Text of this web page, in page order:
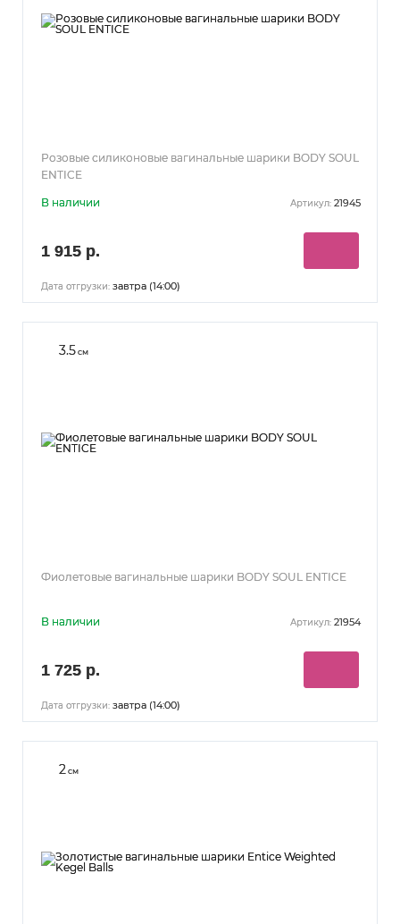
Розовые силиконовые вагинальные шарики BODY SOUL
ENTICE
В наличии Артикул: 21945
1 915 р.
Дата отгрузки: завтра (14:00)
3.5см
Фиолетовые вагинальные шарики BODY SOUL ENTICE
В наличии Артикул: 21954
1 725 р.
Дата отгрузки: завтра (14:00)
2см